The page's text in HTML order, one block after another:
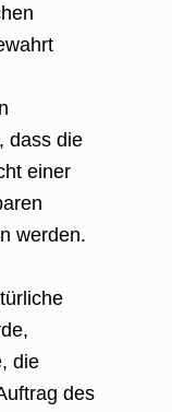
dass die
einer
werden.
die
des